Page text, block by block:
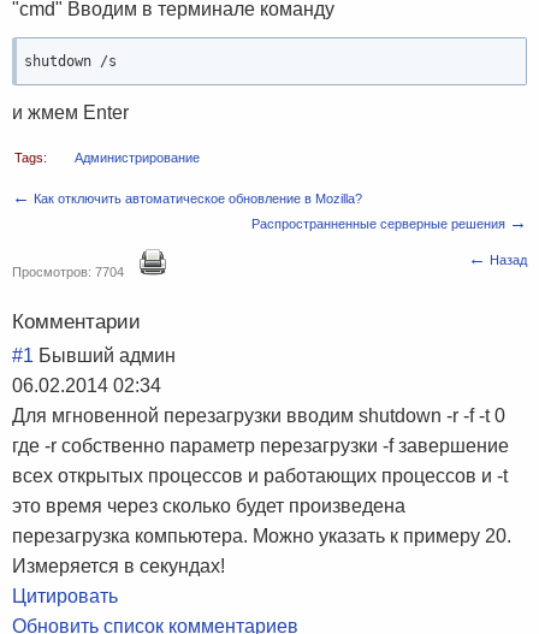
"cmd" Вводим в терминале команду
shutdown /s
и жмем Enter
Tags: Администрирование
← Как отключить автоматическое обновление в Mozilla?
Распространненные серверные решения →
Просмотров: 7704
← Назад
Комментарии
#1 Бывший админ
06.02.2014 02:34
Для мгновенной перезагрузки вводим shutdown -r -f -t 0
где -r собственно параметр перезагрузки -f завершение
всех открытых процессов и работающих процессов и -t
это время через сколько будет произведена
перезагрузка компьютера. Можно указать к примеру 20.
Измеряется в секундах!
Цитировать
Обновить список комментариев